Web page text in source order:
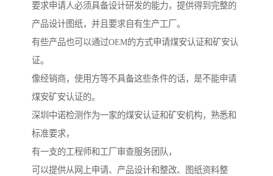
要求申请人必须具备设计研发的能力，提供得到完整的
产品设计图纸，并且要求自有生产工厂。
有些产品也可以通过OEM的方式申请煤安认证和矿安认
证。
像经销商，使用方等不具备这些条件的话，是不能申请
煤安矿安认证的。
深圳中诺检测作为一家的煤安认证和矿安机构，熟悉和
标准要求，
有一支的工程师和工厂审查服务团队，
可以提供从网上申请、产品设计和整改、图纸资料整